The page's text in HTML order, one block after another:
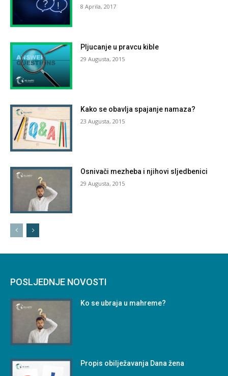
8 Aprila, 2017
Pljucanje u pravcu kible
29 Augusta, 2015
Kako se obavlja spajanje namaza?
23 Augusta, 2015
Osnivači mezheba i njihovi sljedbenici
29 Augusta, 2015
POSLJEDNJE NOVOSTI
Ko se ubraja u mahreme?
Propis obilježavanja Dana žena